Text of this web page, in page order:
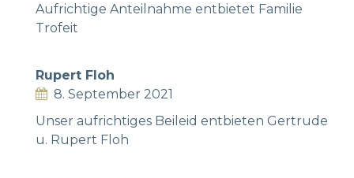
Aufrichtige Anteilnahme entbietet Familie
Trofeit
Rupert Floh
8. September 2021
Unser aufrichtiges Beileid entbieten Gertrude
u. Rupert Floh